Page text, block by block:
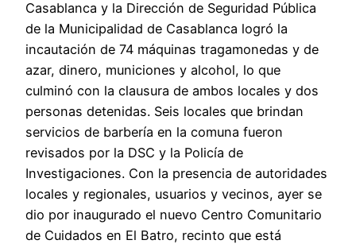
Casablanca y la Dirección de Seguridad Pública
de la Municipalidad de Casablanca logró la
incautación de 74 máquinas tragamonedas y de
azar, dinero, municiones y alcohol, lo que
culminó con la clausura de ambos locales y dos
personas detenidas. Seis locales que brindan
servicios de barbería en la comuna fueron
revisados por la DSC y la Policía de
Investigaciones. Con la presencia de autoridades
locales y regionales, usuarios y vecinos, ayer se
dio por inaugurado el nuevo Centro Comunitario
de Cuidados en El Batro, recinto que está